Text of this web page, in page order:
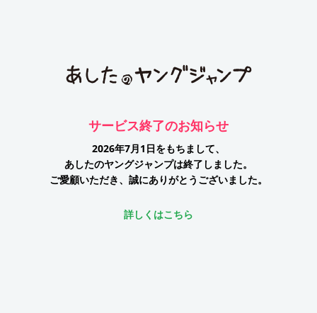
サービス終了のお知らせ
2026年7月1日をもちまして、
あしたのヤングジャンプは終了しました。
ご愛顧いただき、誠にありがとうございました。
詳しくはこちら